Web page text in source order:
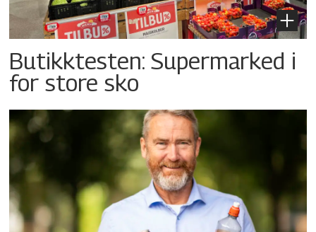
Butikktesten: Supermarked i
for store sko